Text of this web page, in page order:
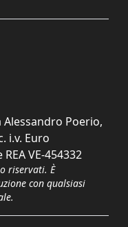
Alessandro Poerio,
i.v. Euro
VE-454332
riservati. È
con qualsiasi